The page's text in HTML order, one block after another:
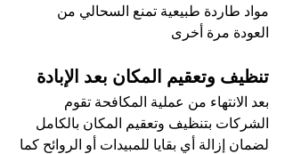
مواد طاردة طبيعية تمنع السحالي من
العودة مرة أخرى
تنظيف وتعقيم المكان بعد الإبادة
بعد الانتهاء من عملية المكافحة تقوم
الشركات بتنظيف وتعقيم المكان بالكامل
لضمان إزالة أي بقايا للمبيدات أو الروائح كما